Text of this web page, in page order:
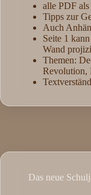
alle PDF
Tipps zur
Auch
Seite 1
Wand
Themen:
Revolution,
Das neue